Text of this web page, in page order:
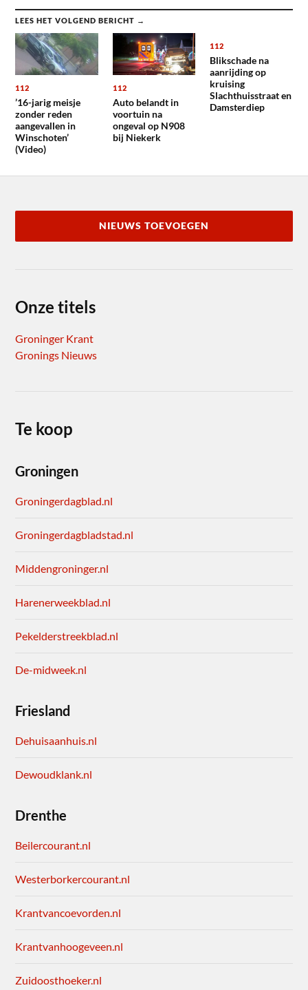
LEES HET VOLGEND BERICHT →
112
’16-jarig meisje
zonder reden
aangevallen in
Winschoten’
(Video)
112
Auto belandt in
voortuin na
ongeval op N908
bij Niekerk
112
Blikschade na
aanrijding op
kruising
Slachthuisstraat en
Damsterdiep
NIEUWS TOEVOEGEN
Onze titels
Groninger Krant
Gronings Nieuws
Te koop
Groningen
Groningerdagblad.nl
Groningerdagbladstad.nl
Middengroninger.nl
Harenerweekblad.nl
Pekelderstreekblad.nl
De-midweek.nl
Friesland
Dehuisaanhuis.nl
Dewoudklank.nl
Drenthe
Beilercourant.nl
Westerborkercourant.nl
Krantvancoevorden.nl
Krantvanhoogeveen.nl
Zuidoosthoeker.nl